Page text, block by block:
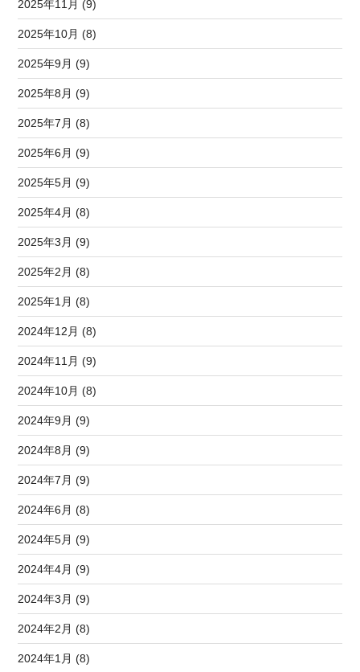
2025年11月 (9)
2025年10月 (8)
2025年9月 (9)
2025年8月 (9)
2025年7月 (8)
2025年6月 (9)
2025年5月 (9)
2025年4月 (8)
2025年3月 (9)
2025年2月 (8)
2025年1月 (8)
2024年12月 (8)
2024年11月 (9)
2024年10月 (8)
2024年9月 (9)
2024年8月 (9)
2024年7月 (9)
2024年6月 (8)
2024年5月 (9)
2024年4月 (9)
2024年3月 (9)
2024年2月 (8)
2024年1月 (8)